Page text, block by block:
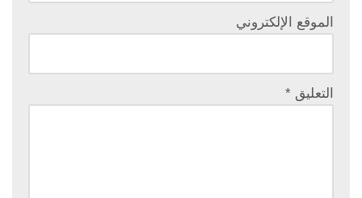
الموقع الإلكتروني
التعليق *